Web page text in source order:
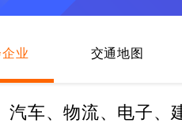
业 交通地图
汽车、物流、电子、